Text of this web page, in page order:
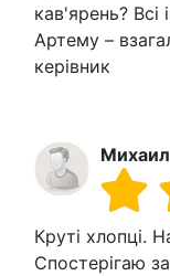
кав'ярень? Всі
Артему –
керівник
Круті хлопці.
Спостерігаю